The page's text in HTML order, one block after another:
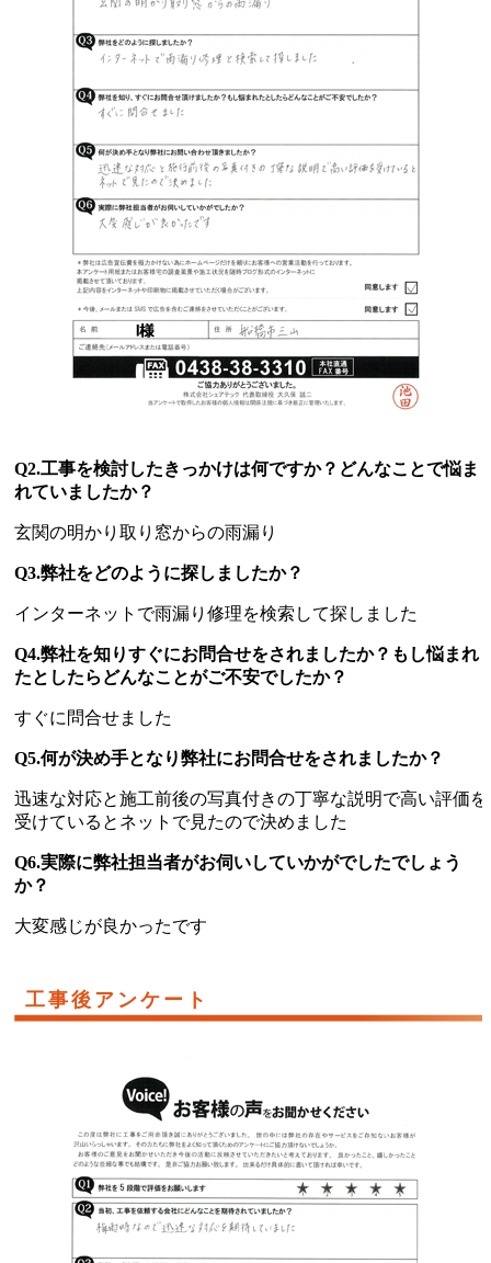
Q2.工事を検討したきっかけは何ですか？どんなことで悩ま
れていましたか？
玄関の明かり取り窓からの雨漏り
Q3.弊社をどのように探しましたか？
インターネットで雨漏り修理を検索して探しました
Q4.弊社を知りすぐにお問合せをされましたか？もし悩まれ
たとしたらどんなことがご不安でしたか？
すぐに問合せました
Q5.何が決め手となり弊社にお問合せをされましたか？
迅速な対応と施工前後の写真付きの丁寧な説明で高い評価を
受けているとネットで見たので決めました
Q6.実際に弊社担当者がお伺いしていかがでしたでしょう
か？
大変感じが良かったです
工事後アンケート